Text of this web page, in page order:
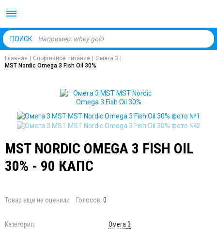
ПОИСК
Главная Спортивное питание Омега 3
MST Nordic Omega 3 Fish Oil 30%
MST NORDIC OMEGA 3 FISH OIL
30% - 90 КАПС
Товар еще не оценили Голосов: 0
Категория:
Омега 3